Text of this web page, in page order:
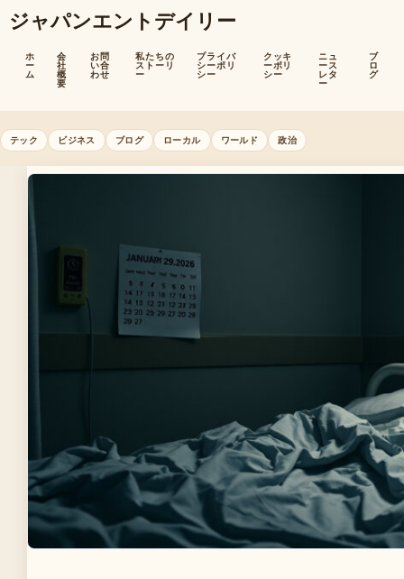
ジャパンエントデイリー
ホ
ー
ム
会
社
概
要
お問
い合
わせ
私たちの
ストーリ
ー
プライバ
シーポリ
シー
クッキ
ーポリ
シー
ニュ
ース
レタ
ー
ブ
ロ
グ
テック ビジネス ブログ ローカル ワールド 政治